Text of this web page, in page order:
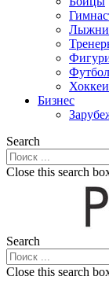
Бизнес
Search
Close this search
Search
Close this search